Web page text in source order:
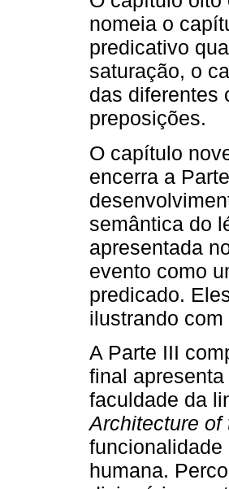
nomeia o
predicativo
saturação, o
das diferentes
preposições.
O capítulo
encerra a
semântica do
apresentada
evento como
predicado.
ilustrando
A Parte III
final
faculdade da
Architecture of
humana.